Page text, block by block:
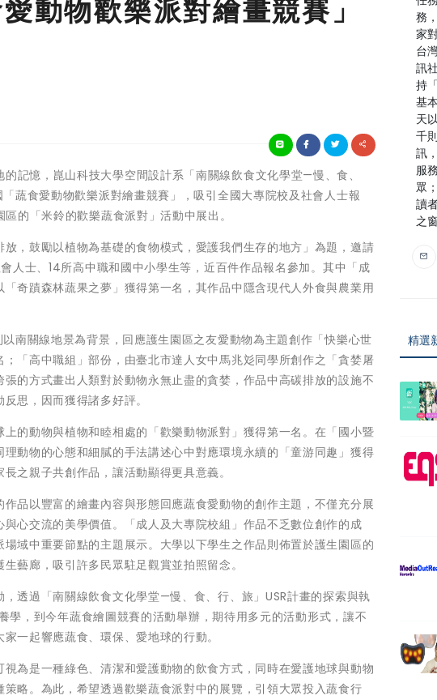
動物歡樂派對繪畫競賽」
記憶，崑山科技大學空間設計系「南關線飲食文化學堂—慢、食、
蔬食愛動物歡樂派對繪畫競賽」，吸引全國大專院校及社會人士報
的「米鈴的歡樂蔬食派對」活動中展出。
，鼓勵以植物為基礎的食物模式，愛護我們生存的地方」為題，邀請
人士、14所高中職和國中小學生等，近百件作品報名參加。其中「成
奇蹟森林蔬果之夢」獲得第一名，其作品中隱含現代人外食與農業用
南關線地景為背景，回應護生園區之友愛動物為主題創作「快樂心世
「高中職組」部份，由臺北市達人女中馬兆彣同學所創作之「貪婪屠
的方式畫出人類對於動物永無止盡的貪婪，作品中高碳排放的設施不
思，因而獲得諸多好評。
的動物與植物和睦相處的「歡樂動物派對」獲得第一名。在「國小暨
動物的心態和細膩的手法講述心中對應環境永續的「童游同趣」獲得
之親子共創作品，讓活動顯得更具意義。
品以豐富的繪畫內容與形態回應蔬食愛動物的創作主題，不僅充分展
心交流的美學價值。「成人及大專院校組」作品不乏數位創作的成
域中重要節點的主題展示。大學以下學生之作品則佈置於護生園區的
藝廊，吸引許多民眾駐足觀賞並拍照留念。
透過「南關線飲食文化學堂—慢、食、行、旅」USR計畫的探索與執
，到今年蔬食繪圖競賽的活動舉辦，期待用多元的活動形式，讓不
一起響應蔬食、環保、愛地球的行動。
為是一種綠色、清潔和愛護動物的飲食方式，同時在愛護地球與動物
略。為此，希望透過歡樂蔬食派對中的展覽，引領大眾投入蔬食行
務
家
台
訊
持
基
天
千
訊
服
眾
讀
之
精選